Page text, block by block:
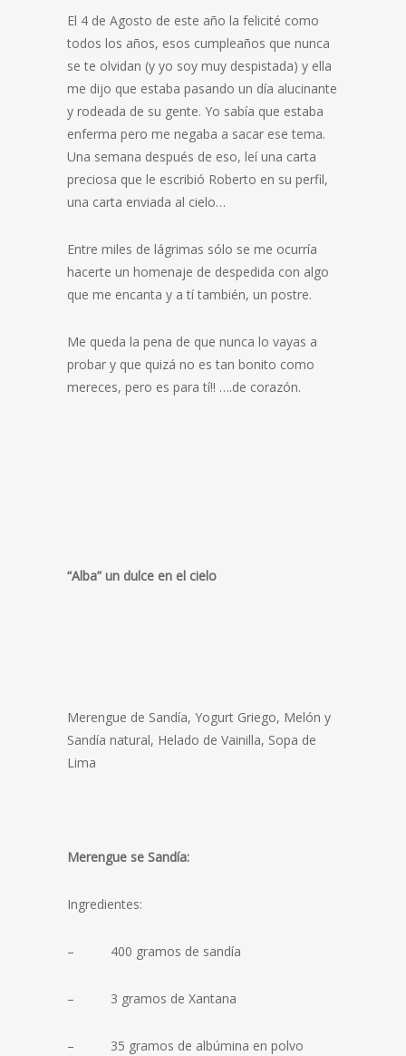
El 4 de Agosto de este año la felicité como
todos los años, esos cumpleaños que nunca
se te olvidan (y yo soy muy despistada) y ella
me dijo que estaba pasando un día alucinante
y rodeada de su gente. Yo sabía que estaba
enferma pero me negaba a sacar ese tema.
Una semana después de eso, leí una carta
preciosa que le escribió Roberto en su perfil,
una carta enviada al cielo…
Entre miles de lágrimas sólo se me ocurría
hacerte un homenaje de despedida con algo
que me encanta y a tí también, un postre.
Me queda la pena de que nunca lo vayas a
probar y que quizá no es tan bonito como
mereces, pero es para tí!! ….de corazón.
“Alba” un dulce en el cielo
Merengue de Sandía, Yogurt Griego, Melón y
Sandía natural, Helado de Vainilla, Sopa de
Lima
Merengue se Sandía:
Ingredientes:
– 400 gramos de sandía
– 3 gramos de Xantana
– 35 gramos de albúmina en polvo